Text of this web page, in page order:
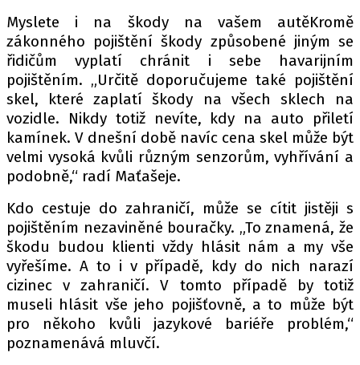
Myslete i na škody na vašem autěKromě
zákonného pojištění škody způsobené jiným se
řidičům vyplatí chránit i sebe havarijním
pojištěním. „Určitě doporučujeme také pojištění
skel, které zaplatí škody na všech sklech na
vozidle. Nikdy totiž nevíte, kdy na auto přiletí
kamínek. V dnešní době navíc cena skel může být
velmi vysoká kvůli různým senzorům, vyhřívání a
podobně,“ radí Maťašeje.
Kdo cestuje do zahraničí, může se cítit jistěji s
pojištěním nezaviněné bouračky. „To znamená, že
škodu budou klienti vždy hlásit nám a my vše
vyřešíme. A to i v případě, kdy do nich narazí
cizinec v zahraničí. V tomto případě by totiž
museli hlásit vše jeho pojišťovně, a to může být
pro někoho kvůli jazykové bariéře problém,“
poznamenává mluvčí.